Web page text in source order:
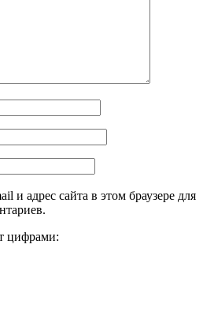
и адрес сайта в этом браузере для
цифрами: